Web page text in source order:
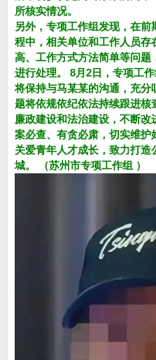
所核实情况。
另外，专项工作组发现，在
程中，相关单位和工作人员
高、工作方式方法简单等问题
进行处理。 8月2日，专项工
将保持与马某某的沟通，充分
题将依规依纪依法持续跟进
廉政建设和法治建设，不断
案必查、有贪必肃，切实维
关爱青年人才成长，致力打
城。 （苏州市专项工作组 ）